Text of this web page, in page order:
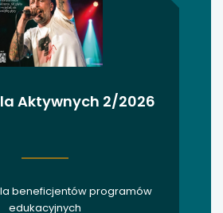
link otwiera się w nowej karcie
link otwiera się w nowej karcie
link otwiera się w nowej karcie
link otwiera się w nowej karcie
Aktywnych 2/2026
beneficjentów programów
edukacyjnych